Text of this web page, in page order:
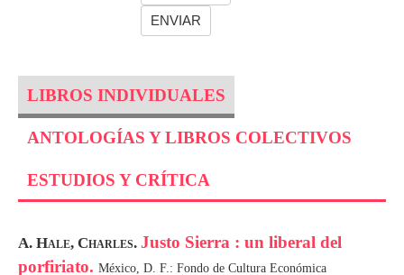
LIBROS INDIVIDUALES
ANTOLOGÍAS Y LIBROS COLECTIVOS
ESTUDIOS Y CRÍTICA
A. Hale, Charles. Justo Sierra : un liberal del
porfiriato. México, D. F.: Fondo de Cultura Económica